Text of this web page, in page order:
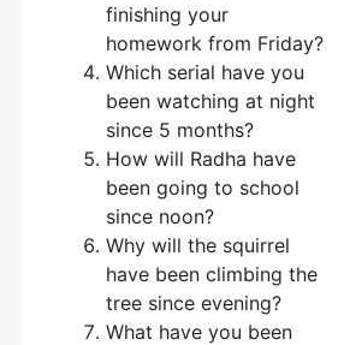
finishing your
homework from Friday?
Which serial have you
been watching at night
since 5 months?
How will Radha have
been going to school
since noon?
Why will the squirrel
have been climbing the
tree since evening?
What have you been